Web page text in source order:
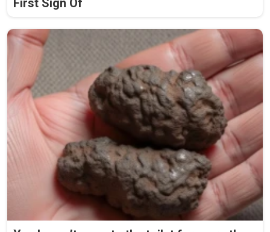
First Sign Of